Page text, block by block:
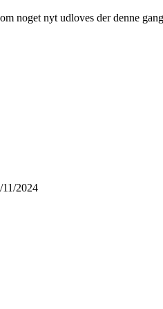
noget nyt udloves der denne
11/2024